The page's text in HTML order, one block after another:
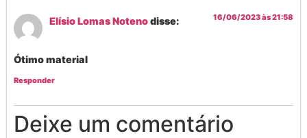
Elísio Lomas Notenodisse: 16/06/2023 às 21:58
Ótimo material
Responder
Deixe um comentário